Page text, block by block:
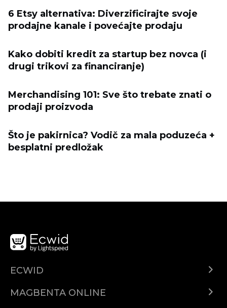
6 Etsy alternativa: Diverzificirajte svoje
prodajne kanale i povećajte prodaju
Kako dobiti kredit za startup bez novca (i
drugi trikovi za financiranje)
Merchandising 101: Sve što trebate znati o
prodaji proizvoda
Što je pakirnica? Vodič za mala poduzeća +
besplatni predložak
ECWID
Help center
MAGBENTA ONLINE